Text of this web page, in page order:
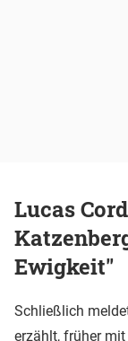
Lucas
Ewigkeit"
Schließlich
erzählt, früher